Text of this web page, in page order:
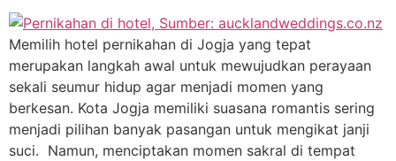
Memilih hotel pernikahan di Jogja yang tepat
merupakan langkah awal untuk mewujudkan perayaan
sekali seumur hidup agar menjadi momen yang
berkesan. Kota Jogja memiliki suasana romantis sering
menjadi pilihan banyak pasangan untuk mengikat janji
suci. Namun, menciptakan momen sakral di tempat